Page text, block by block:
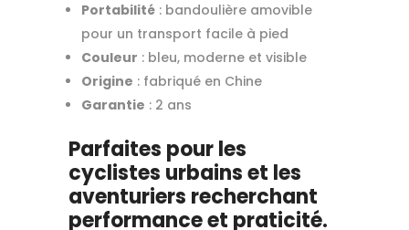
Portabilité: bandoulière amovible
pour un transport facile à pied
Couleur : bleu, moderne et visible
Origine : fabriqué en Chine
Garantie : 2 ans
Parfaites pour les
cyclistes urbains et les
aventuriers recherchant
performance et praticité.